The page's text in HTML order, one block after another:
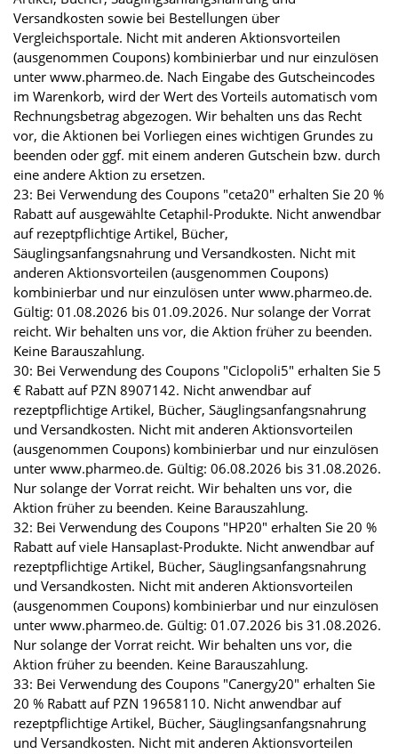
Versandkosten sowie bei Bestellungen über
Vergleichsportale. Nicht mit anderen Aktionsvorteilen
(ausgenommen Coupons) kombinierbar und nur einzulösen
unter www.pharmeo.de. Nach Eingabe des Gutscheincodes
im Warenkorb, wird der Wert des Vorteils automatisch vom
Rechnungsbetrag abgezogen. Wir behalten uns das Recht
vor, die Aktionen bei Vorliegen eines wichtigen Grundes zu
beenden oder ggf. mit einem anderen Gutschein bzw. durch
eine andere Aktion zu ersetzen.
23: Bei Verwendung des Coupons "ceta20" erhalten Sie 20 %
Rabatt auf ausgewählte Cetaphil-Produkte. Nicht anwendbar
auf rezeptpflichtige Artikel, Bücher,
Säuglingsanfangsnahrung und Versandkosten. Nicht mit
anderen Aktionsvorteilen (ausgenommen Coupons)
kombinierbar und nur einzulösen unter www.pharmeo.de.
Gültig: 01.08.2026 bis 01.09.2026. Nur solange der Vorrat
reicht. Wir behalten uns vor, die Aktion früher zu beenden.
Keine Barauszahlung.
30: Bei Verwendung des Coupons "Ciclopoli5" erhalten Sie 5
€ Rabatt auf PZN 8907142. Nicht anwendbar auf
rezeptpflichtige Artikel, Bücher, Säuglingsanfangsnahrung
und Versandkosten. Nicht mit anderen Aktionsvorteilen
(ausgenommen Coupons) kombinierbar und nur einzulösen
unter www.pharmeo.de. Gültig: 06.08.2026 bis 31.08.2026.
Nur solange der Vorrat reicht. Wir behalten uns vor, die
Aktion früher zu beenden. Keine Barauszahlung.
32: Bei Verwendung des Coupons "HP20" erhalten Sie 20 %
Rabatt auf viele Hansaplast-Produkte. Nicht anwendbar auf
rezeptpflichtige Artikel, Bücher, Säuglingsanfangsnahrung
und Versandkosten. Nicht mit anderen Aktionsvorteilen
(ausgenommen Coupons) kombinierbar und nur einzulösen
unter www.pharmeo.de. Gültig: 01.07.2026 bis 31.08.2026.
Nur solange der Vorrat reicht. Wir behalten uns vor, die
Aktion früher zu beenden. Keine Barauszahlung.
33: Bei Verwendung des Coupons "Canergy20" erhalten Sie
20 % Rabatt auf PZN 19658110. Nicht anwendbar auf
rezeptpflichtige Artikel, Bücher, Säuglingsanfangsnahrung
und Versandkosten. Nicht mit anderen Aktionsvorteilen